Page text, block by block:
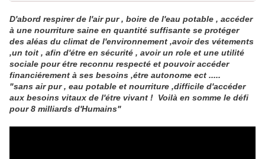
D'abord respirer de l'air pur , boire de l'eau potable , accéder
à une nourriture saine en quantité suffisante se protéger
des aléas du climat de l'environnement ,avoir des vétements
,un toit , afin d'étre en sécurité , avoir un role et une utilité
sociale pour étre reconnu respecté et pouvoir accéder
financiérement à ses besoins ,étre autonome ect .....
"sans air pur , eau potable et nourriture ,difficile d'accéder
aux besoins vitaux de l'étre vivant ! Voilà en somme le défi
pour 8 milliards d'Humains"